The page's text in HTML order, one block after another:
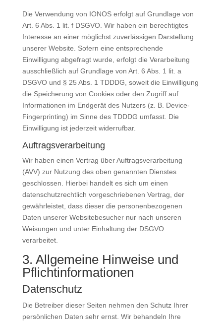
Die Verwendung von IONOS erfolgt auf Grundlage von
Art. 6 Abs. 1 lit. f DSGVO. Wir haben ein berechtigtes
Interesse an einer möglichst zuverlässigen Darstellung
unserer Website. Sofern eine entsprechende
Einwilligung abgefragt wurde, erfolgt die Verarbeitung
ausschließlich auf Grundlage von Art. 6 Abs. 1 lit. a
DSGVO und § 25 Abs. 1 TDDDG, soweit die Einwilligung
die Speicherung von Cookies oder den Zugriff auf
Informationen im Endgerät des Nutzers (z. B. Device-
Fingerprinting) im Sinne des TDDDG umfasst. Die
Einwilligung ist jederzeit widerrufbar.
Auftragsverarbeitung
Wir haben einen Vertrag über Auftragsverarbeitung
(AVV) zur Nutzung des oben genannten Dienstes
geschlossen. Hierbei handelt es sich um einen
datenschutzrechtlich vorgeschriebenen Vertrag, der
gewährleistet, dass dieser die personenbezogenen
Daten unserer Websitebesucher nur nach unseren
Weisungen und unter Einhaltung der DSGVO
verarbeitet.
3. Allgemeine Hinweise und
Pflicht­informationen
Datenschutz
Die Betreiber dieser Seiten nehmen den Schutz Ihrer
persönlichen Daten sehr ernst. Wir behandeln Ihre